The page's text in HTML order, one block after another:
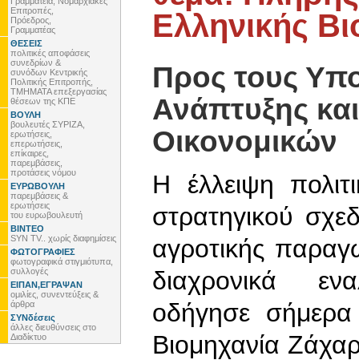
Επιτροπές,
Πρόεδρος,
Γραμματέας
ΘΕΣΕΙΣ
πολιτικές αποφάσεις
συνεδρίων &
συνόδων Κεντρικής
Πολιτικής Επιτροπής,
ΤΜΗΜΑΤΑ επεξεργασίας
θέσεων της ΚΠΕ
ΒΟΥΛΗ
βουλευτές ΣΥΡΙΖΑ,
ερωτήσεις,
επερωτήσεις,
επίκαιρες,
παρεμβάσεις,
προτάσεις νόμου
ΕΥΡΩΒΟΥΛΗ
παρεμβάσεις &
ερωτήσεις
του ευρωβουλευτή
ΒΙΝΤΕΟ
SYN TV.. χωρίς διαφημίσεις
ΦΩΤΟΓΡΑΦΙΕΣ
φωτογραφικά στιγμιότυπα,
συλλογές
ΕΙΠΑΝ,ΕΓΡΑΨΑΝ
ομιλίες, συνεντεύξεις &
άρθρα
ΣΥΝδέσεις
άλλες διευθύνσεις στο
Διαδίκτυο
Ελληνικής
Προς τους
Ανάπτυξης
Οικονομικών
Η έλλειψη
στρατηγικού
αγροτικής
διαχρονικά
οδήγησε σήμερα
Βιομηχανία